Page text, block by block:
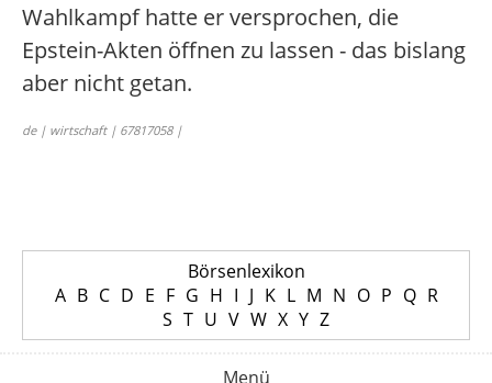
Wahlkampf hatte er versprochen, die
Epstein-Akten öffnen zu lassen - das bislang
aber nicht getan.
de | wirtschaft | 67817058 |
Börsenlexikon
A B C D E F G H I J K L M N O P Q R
S T U V W X Y Z
Menü